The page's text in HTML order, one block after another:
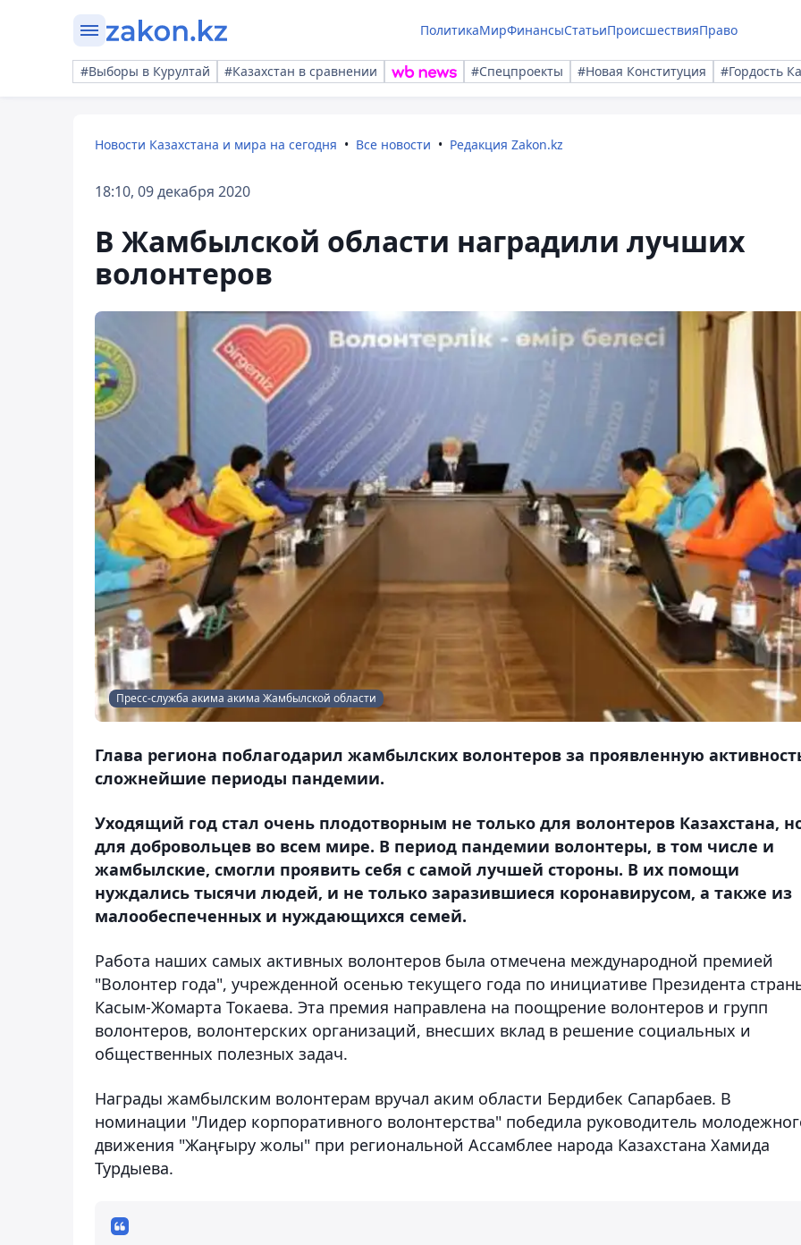
ПолитикаМирФинансыСтатьиПроисшествияПраво
#Выборы в Курултай #Казахстан в сравнении #Спецпроекты #Новая Конституция #Гордость
Новости Казахстана и мира на сегодня Все новости Редакция Zakon.kz
18:10, 09 декабря 2020
В Жамбылской области наградили лучших
волонтеров
Пресс-служба акима акима Жамбылской области
Глава региона поблагодарил жамбылских волонтеров за проявленную
сложнейшие периоды пандемии.
Уходящий год стал очень плодотворным не только для волонтеров Казахстана,
для добровольцев во всем мире. В период пандемии волонтеры, в том числе и
жамбылские, смогли проявить себя с самой лучшей стороны. В их помощи
нуждались тысячи людей, и не только заразившиеся коронавирусом, а также из
малообеспеченных и нуждающихся семей.
Работа наших самых активных волонтеров была отмечена международной премией
"Волонтер года", учрежденной осенью текущего года по инициативе Президента
Касым-Жомарта Токаева. Эта премия направлена на поощрение волонтеров и групп
волонтеров, волонтерских организаций, внесших вклад в решение социальных и
общественных полезных задач.
Награды жамбылским волонтерам вручал аким области Бердибек Сапарбаев. В
номинации "Лидер корпоративного волонтерства" победила руководитель
движения "Жаңғыру жолы" при региональной Ассамблее народа Казахстана Хамида
Турдыева.